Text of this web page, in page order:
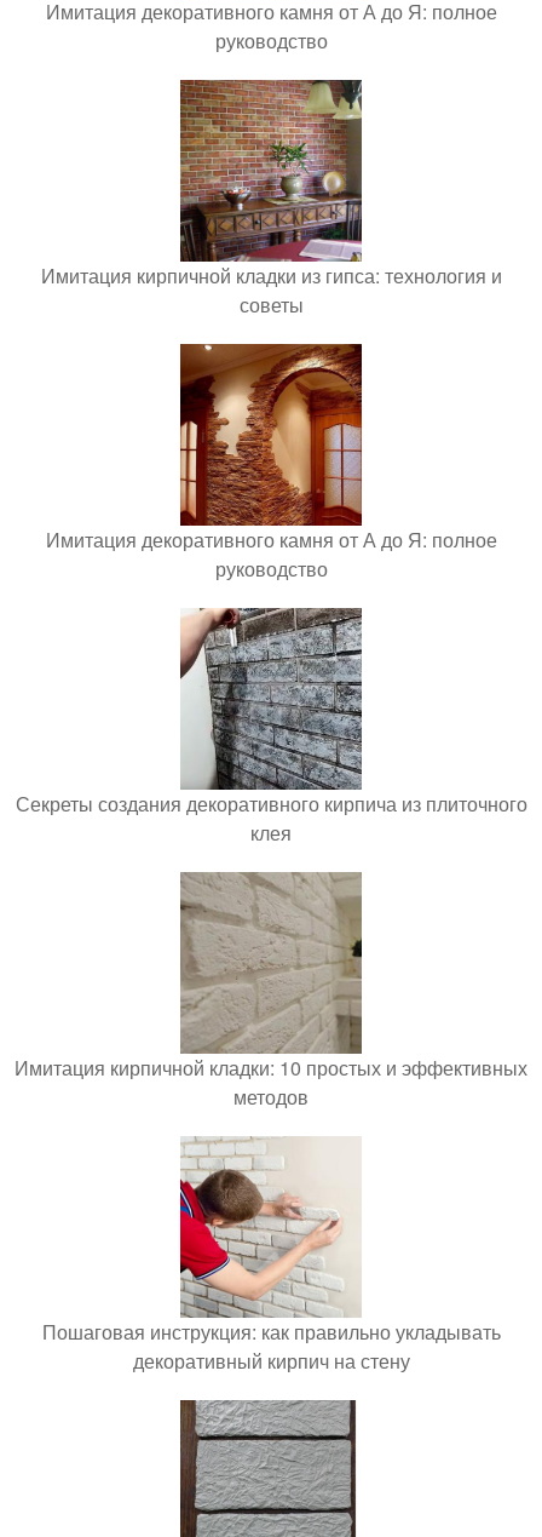
Имитация декоративного камня от А до Я: полное
руководство
Имитация кирпичной кладки из гипса: технология и
советы
Имитация декоративного камня от А до Я: полное
руководство
Секреты создания декоративного кирпича из плиточного
клея
Имитация кирпичной кладки: 10 простых и эффективных
методов
Пошаговая инструкция: как правильно укладывать
декоративный кирпич на стену